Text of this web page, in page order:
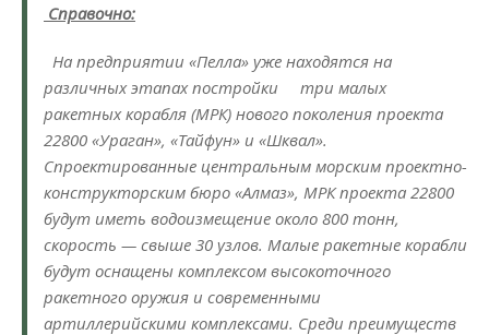
Справочно:
На предприятии «Пелла» уже находятся на
различных этапах постройки три малых
ракетных корабля (МРК) нового поколения проекта
22800 «Ураган», «Тайфун» и «Шквал».
Спроектированные центральным морским проектно-
конструкторским бюро «Алмаз», МРК проекта 22800
будут иметь водоизмещение около 800 тонн,
скорость — свыше 30 узлов. Малые ракетные корабли
будут оснащены комплексом высокоточного
ракетного оружия и современными
артиллерийскими комплексами. Среди преимуществ